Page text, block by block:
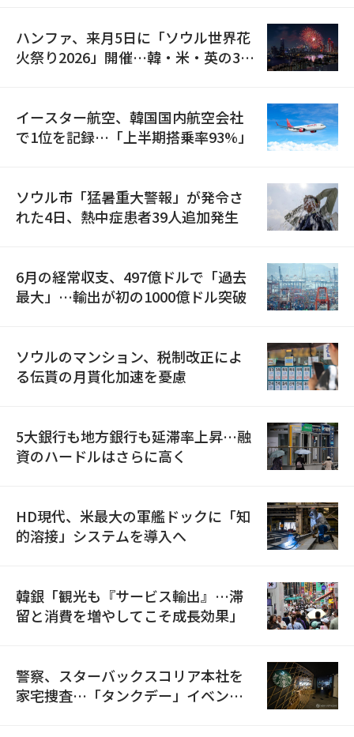
ハンファ、来月5日に「ソウル世界花
火祭り2026」開催…韓・米・英の3カ
イースター航空、韓国国内航空会社
で1位を記録…「上半期搭乗率93%」
ソウル市「猛暑重大警報」が発令さ
れた4日、熱中症患者39人追加発生
6月の経常収支、497億ドルで「過去
最大」…輸出が初の1000億ドル突破
ソウルのマンション、税制改正によ
る伝貰の月貰化加速を憂慮
5大銀行も地方銀行も延滞率上昇…融
資のハードルはさらに高く
HD現代、米最大の軍艦ドックに「知
的溶接」システムを導入へ
韓銀「観光も『サービス輸出』…滞
留と消費を増やしてこそ成長効果」
警察、スターバックスコリア本社を
家宅捜査…「タンクデー」イベント